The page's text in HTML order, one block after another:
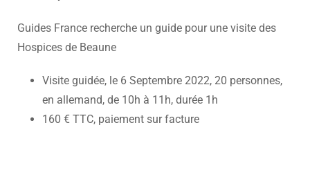
Guides France recherche un guide pour une visite des
Hospices de Beaune
Visite guidée, le 6 Septembre 2022, 20 personnes,
en allemand, de 10h à 11h, durée 1h
160 € TTC, paiement sur facture